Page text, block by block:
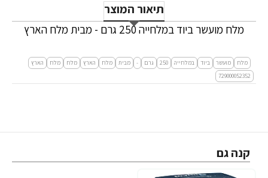
תיאור המוצר
מלח מועשר ביוד במלחייה 250 גרם - מבית מלח הארץ
מלח מועשר ביוד במלחייה 250 גרם - מבית מלח הארץ מלח מלח
הארץ
729000052352
קנה גם